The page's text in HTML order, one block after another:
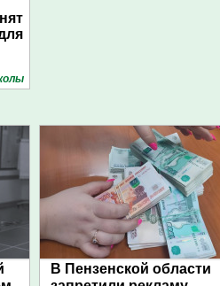
В Пензенской области